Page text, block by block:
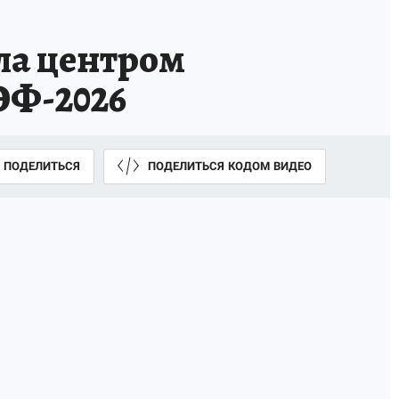
центром
2026
ПОДЕЛИТЬСЯ ПОДЕЛИТЬСЯ КОДОМ ВИДЕО